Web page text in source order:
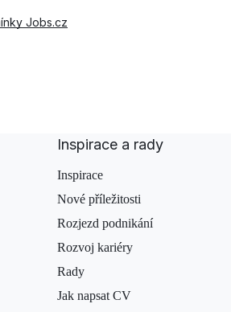
Jobs.cz
Inspirace a rady
Inspirace
Nové příležitosti
Rozjezd podnikání
Rozvoj kariéry
Rady
Jak napsat CV